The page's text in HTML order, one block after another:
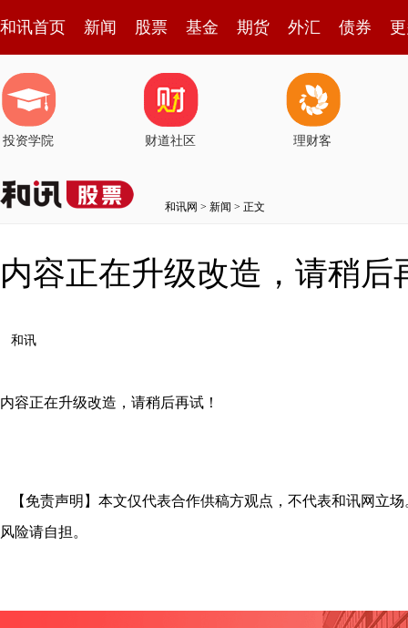
和讯首页 新闻 股票 基金 期货 外汇 债券
投资学院 财道社区 理财客
和讯网 > 新闻 > 正文
内容正在升级改造，请稍后
和讯
内容正在升级改造，请稍后再试！
【免责声明】本文仅代表合作供稿方观点，不代表和讯网立
风险请自担。